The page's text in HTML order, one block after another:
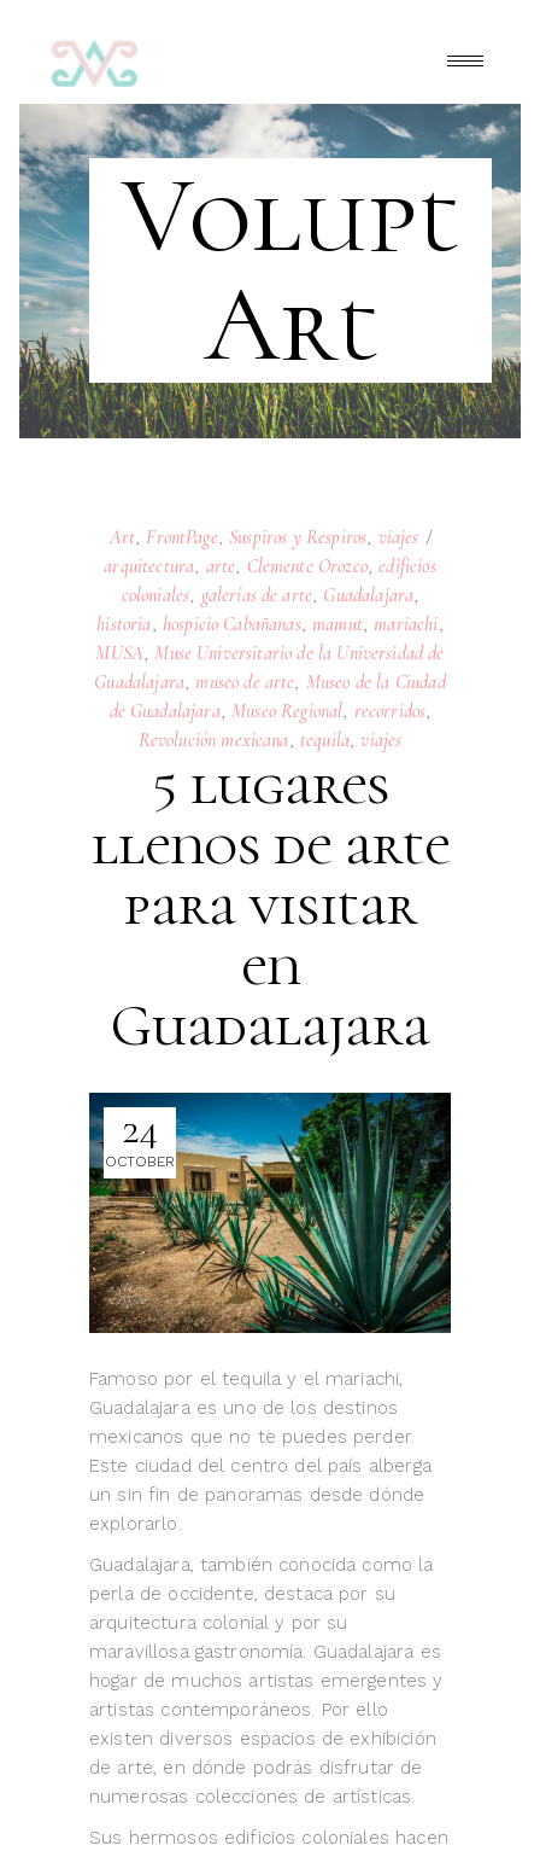
Volupt
Art
Art FrontPage ,Suspiros y Respiros viajes
arquitectura arte Clemente Orozco,edificios
coloniales galerías de arte Guadalajara
historia hospicio Cabañanas, mamut, mariachi
MUSA Muse Universitario de la Universidad de
Guadalajara museo de arte Museo de la Ciudad
de Guadalajara Museo Regional recorridos
Revolución mexicana tequila ,viajes
5 lugares
llenos de arte
para visitar
en
Guadalajara
24
OCTOBER
Famoso por el tequila y el mariachi,
Guadalajara es uno de los destinos
mexicanos que no te puedes perder.
Este ciudad del centro del país alberga
un sin fin de panoramas desde dónde
explorarlo.
Guadalajara, también conocida como la
perla de occidente, destaca por su
arquitectura colonial y por su
maravillosa gastronomía. Guadalajara es
hogar de muchos artistas emergentes y
artistas contemporáneos. Por ello
existen diversos espacios de exhibición
de arte, en dónde podrás disfrutar de
numerosas colecciones de artísticas.
Sus hermosos edificios coloniales hacen